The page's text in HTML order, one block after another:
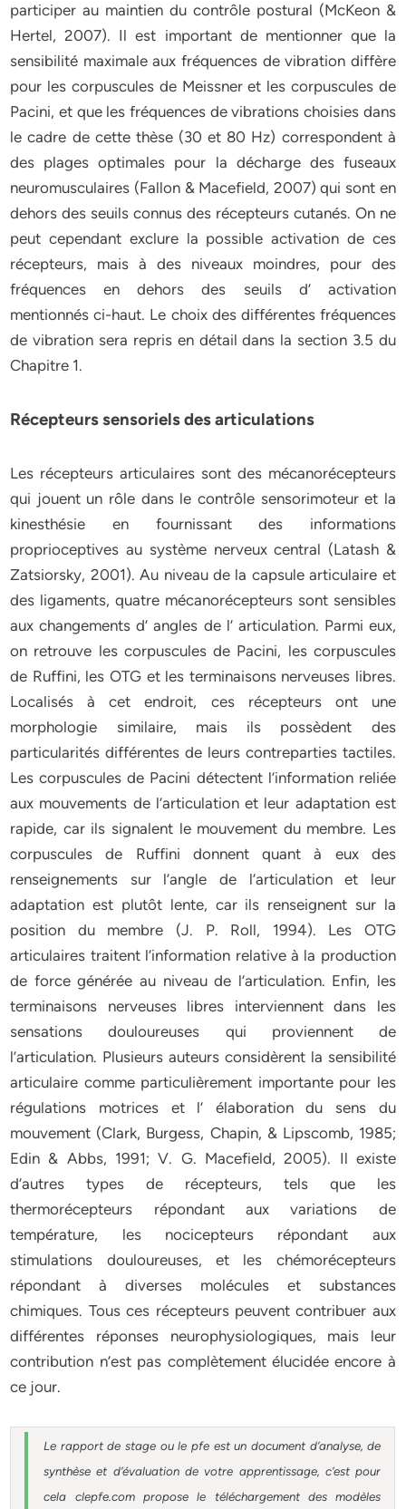
participer au maintien du contrôle postural (McKeon &
Hertel, 2007). Il est important de mentionner que la
sensibilité maximale aux fréquences de vibration diffère
pour les corpuscules de Meissner et les corpuscules de
Pacini, et que les fréquences de vibrations choisies dans
le cadre de cette thèse (30 et 80 Hz) correspondent à
des plages optimales pour la décharge des fuseaux
neuromusculaires (Fallon & Macefield, 2007) qui sont en
dehors des seuils connus des récepteurs cutanés. On ne
peut cependant exclure la possible activation de ces
récepteurs, mais à des niveaux moindres, pour des
fréquences en dehors des seuils d’ activation
mentionnés ci-haut. Le choix des différentes fréquences
de vibration sera repris en détail dans la section 3.5 du
Chapitre 1.
Récepteurs sensoriels des articulations
Les récepteurs articulaires sont des mécanorécepteurs
qui jouent un rôle dans le contrôle sensorimoteur et la
kinesthésie en fournissant des informations
proprioceptives au système nerveux central (Latash &
Zatsiorsky, 2001). Au niveau de la capsule articulaire et
des ligaments, quatre mécanorécepteurs sont sensibles
aux changements d’ angles de l’ articulation. Parmi eux,
on retrouve les corpuscules de Pacini, les corpuscules
de Ruffini, les OTG et les terminaisons nerveuses libres.
Localisés à cet endroit, ces récepteurs ont une
morphologie similaire, mais ils possèdent des
particularités différentes de leurs contreparties tactiles.
Les corpuscules de Pacini détectent l’information reliée
aux mouvements de l’articulation et leur adaptation est
rapide, car ils signalent le mouvement du membre. Les
corpuscules de Ruffini donnent quant à eux des
renseignements sur l’angle de l’articulation et leur
adaptation est plutôt lente, car ils renseignent sur la
position du membre (J. P. Roll, 1994). Les OTG
articulaires traitent l’information relative à la production
de force générée au niveau de l’articulation. Enfin, les
terminaisons nerveuses libres interviennent dans les
sensations douloureuses qui proviennent de
l’articulation. Plusieurs auteurs considèrent la sensibilité
articulaire comme particulièrement importante pour les
régulations motrices et l’ élaboration du sens du
mouvement (Clark, Burgess, Chapin, & Lipscomb, 1985;
Edin & Abbs, 1991; V. G. Macefield, 2005). Il existe
d’autres types de récepteurs, tels que les
thermorécepteurs répondant aux variations de
température, les nocicepteurs répondant aux
stimulations douloureuses, et les chémorécepteurs
répondant à diverses molécules et substances
chimiques. Tous ces récepteurs peuvent contribuer aux
différentes réponses neurophysiologiques, mais leur
contribution n’est pas complètement élucidée encore à
ce jour.
Le rapport de stage ou le pfe est un document d’analyse, de
synthèse et d’évaluation de votre apprentissage, c’est pour
cela clepfe.com propose le téléchargement des modèles